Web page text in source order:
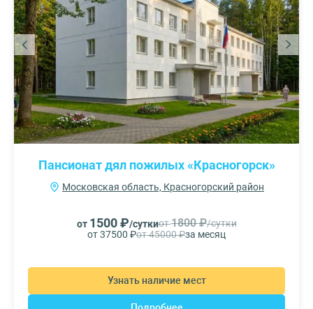
Пансионат дял пожилых «Красногорск»
Московская область, Красногорский район
от 1500 ₽/суткиот1800 ₽/сутки
от 37500 ₽от 45000 ₽за месяц
Узнать наличие мест